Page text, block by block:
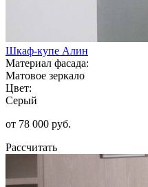
Шкаф-купе Алин
Материал фасада:
Матовое зеркало
Цвет:
Серый
от 78 000 руб.
Рассчитать